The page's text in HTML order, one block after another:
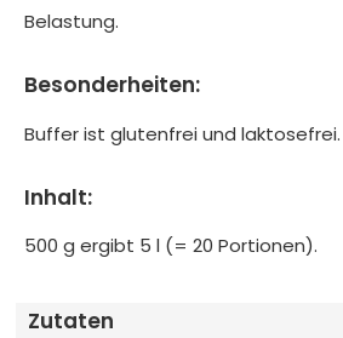
Belastung.
Besonderheiten:
Buffer ist glutenfrei und laktosefrei.
Inhalt:
500 g ergibt 5 l (= 20 Portionen).
Zutaten